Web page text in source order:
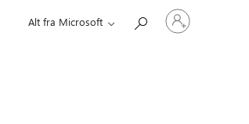
Alt fra Microsoft
Logg
på
kontoen